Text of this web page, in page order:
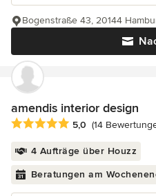
Bogenstraße 43, 20144
amendis interior design
Durchschnittliche Bewertung:
5,0 (14
4 Aufträge über Houzz
Beratungen am